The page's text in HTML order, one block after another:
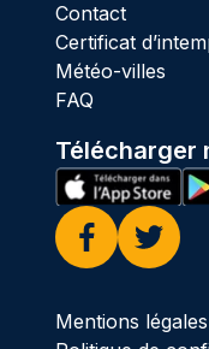
Contact
Certificat
Météo-villes
FAQ
Télécharger
Facebook
Twitter
Mentions légales